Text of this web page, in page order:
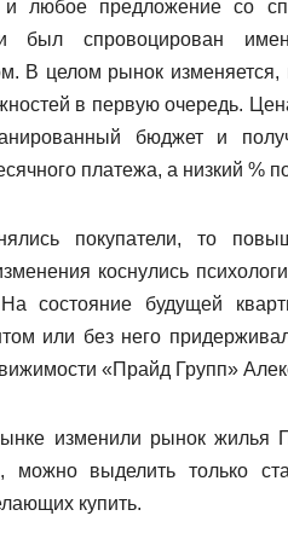
любое предложение со
был спровоцирован
В целом рынок изменяется,
в первую очередь.
бюджет и
платежа, а низкий %
покупатели, то
коснулись
состояние будущей
или без него
«Прайд Групп»
изменили рынок жилья
можно выделить только
купить.